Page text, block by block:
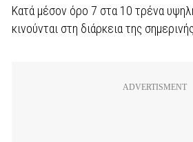
Κατά μέσον όρο 7 στα 10 τρένα
κινούνται στη διάρκεια της